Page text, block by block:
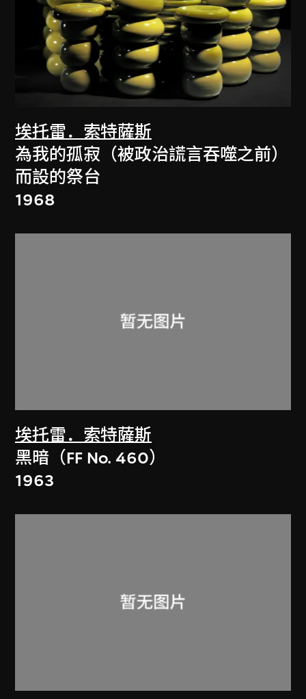
埃托雷．索特薩斯
為我的孤寂（被政治謊言吞噬之前）
而設的祭台
1968
埃托雷．索特薩斯
黑暗（FF No. 460）
1963